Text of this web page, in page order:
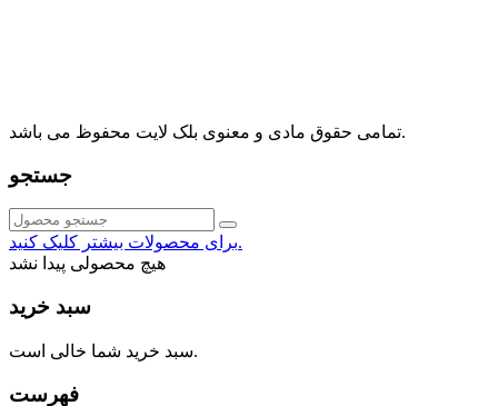
تمامی حقوق مادی و معنوی بلک لایت محفوظ می باشد.
جستجو
برای محصولات بیشتر کلیک کنید.
هیچ محصولی پیدا نشد
سبد خرید
سبد خرید شما خالی است.
فهرست